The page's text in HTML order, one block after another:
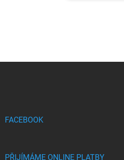
FACEBOOK
PŘIJÍMÁME ONLINE PLATBY